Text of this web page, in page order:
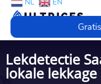
NL EN
Lekdetectie
lokale